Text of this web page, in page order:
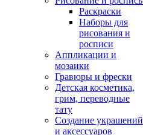
Раскраски
Наборы для
рисования и
росписи
Аппликации и
мозаики
Гравюры и фрески
Детская косметика,
грим, переводные
тату
Создание украшений
и аксессуаров